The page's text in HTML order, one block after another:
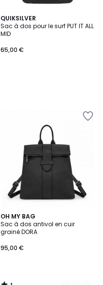
QUIKSILVER
Sac à dos pour le surf PUT IT ALL
MID
65,00 €
OH MY BAG
Sac à dos antivol en cuir
grainé DORA
95,00 €
1
/
5
8
Couleurs